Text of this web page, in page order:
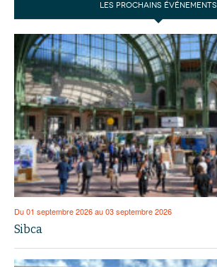
LES PROCHAINS ÉVÉNEMENTS
Du 01 septembre 2026 au 03 septembre 2026
Sibca